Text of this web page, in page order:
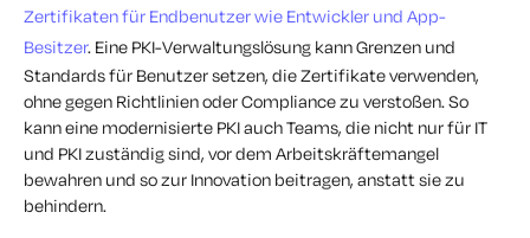
Zertifikaten für Endbenutzer wie Entwickler und App-
Besitzer. Eine PKI-Verwaltungslösung kann Grenzen und
Standards für Benutzer setzen, die Zertifikate verwenden,
ohne gegen Richtlinien oder Compliance zu verstoßen. So
kann eine modernisierte PKI auch Teams, die nicht nur für IT
und PKI zuständig sind, vor dem Arbeitskräftemangel
bewahren und so zur Innovation beitragen, anstatt sie zu
behindern.